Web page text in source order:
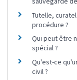
Tutelle,
procédure ?
Qui peut être
spécial ?
Qu'est-ce
civil ?